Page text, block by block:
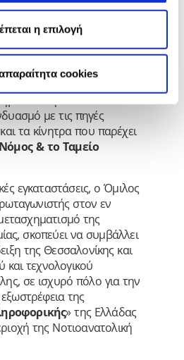
η επιλογή
cookies
σημαντική μείωση στα
τη μετακόμιση σε
εγκαταστάσεις ενώ το
και διαμόρφωσής
τεχνολογικός
απόίδια
με τις πηγές
τα κίνητρα που παρέχει
& το Ταμείο
εγκαταστάσεις, ο Όμιλος
στον εν
της
σκοπεύει να συμβάλλει
της Θεσσαλονίκης και
και τεχνολογικού
σε ισχυρό πόλο για την
της
» της Ελλάδας
της Νοτιοανατολική